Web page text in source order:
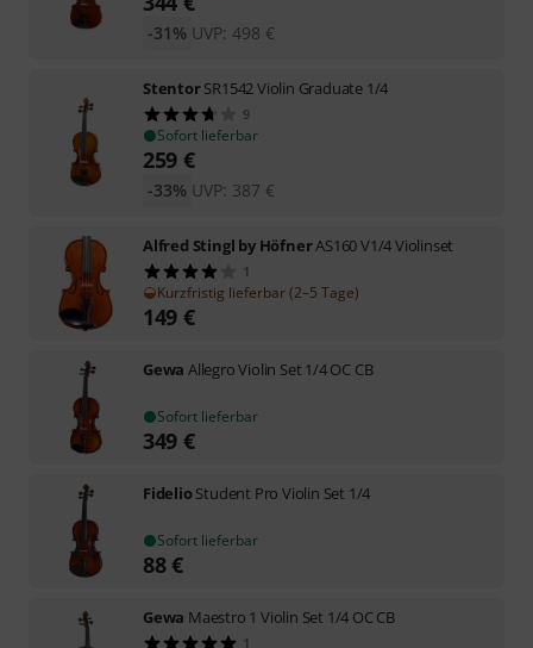
UVP: 498 €
-31%
StentorSR1542 Violin Graduate 1/4
9
Sofort lieferbar
259 €
UVP: 387 €
-33%
Alfred Stingl by HöfnerAS160 V1/4 Violinset
1
Kurzfristig lieferbar (2–5 Tage)
149 €
Gewa Allegro Violin Set 1/4 OC CB
Sofort lieferbar
349 €
FidelioStudent Pro Violin Set 1/4
Sofort lieferbar
88€
Gewa Maestro 1 Violin Set 1/4 OC CB
1